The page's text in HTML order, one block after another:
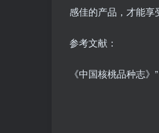
感佳的产品，才能享
参考文献：
《中国核桃品种志》”